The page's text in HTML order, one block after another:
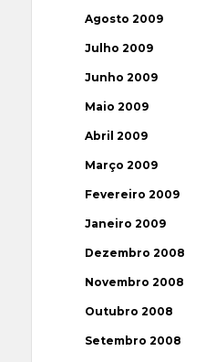
Agosto 2009
Julho 2009
Junho 2009
Maio 2009
Abril 2009
Março 2009
Fevereiro 2009
Janeiro 2009
Dezembro 2008
Novembro 2008
Outubro 2008
Setembro 2008